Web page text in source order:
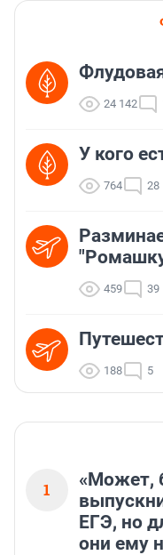
24 142
У кого
764 28
459 39
188 5
1
«Может,
ЕГЭ, но
они ему